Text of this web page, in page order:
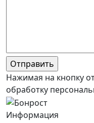
Нажимая на кнопку
обработку
Информация